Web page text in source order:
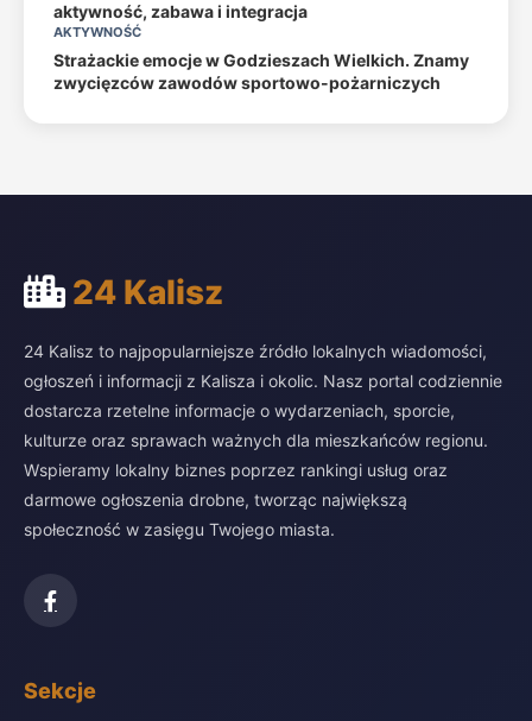
aktywność, zabawa i integracja
AKTYWNOŚĆ
Strażackie emocje w Godzieszach Wielkich. Znamy
zwycięzców zawodów sportowo-pożarniczych
24 Kalisz
24 Kalisz to najpopularniejsze źródło lokalnych wiadomości,
ogłoszeń i informacji z Kalisza i okolic. Nasz portal codziennie
dostarcza rzetelne informacje o wydarzeniach, sporcie,
kulturze oraz sprawach ważnych dla mieszkańców regionu.
Wspieramy lokalny biznes poprzez rankingi usług oraz
darmowe ogłoszenia drobne, tworząc największą
społeczność w zasięgu Twojego miasta.
Sekcje